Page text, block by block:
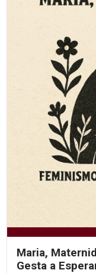
Maria,
Gesta a